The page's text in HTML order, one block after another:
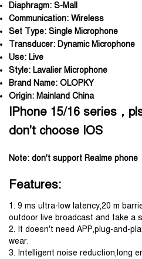
Diaphragm: S-Mall
Communication: Wireless
Set Type: Single Microphone
Transducer: Dynamic Microphone
Use: Live
Style: Lavalier Microphone
Brand Name: OLOPKY
Origin: Mainland China
IPhone 15/16 series，
don't choose IOS
Note: don't support Realme phone
Features:
1. 9 ms ultra-low latency,20 m
outdoor live broadcast and take a
2. It doesn't need APP,plug-and-
wear.
3. Intelligent noise reduction,long